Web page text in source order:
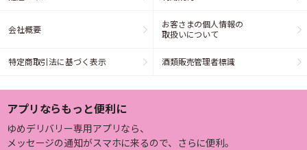
会社概要
お客さまの個人情報の
取扱いについて
特定商取引法に基づく表示 酒類販売管理者標識
アプリならもっと便利に
ゆめデリバリー専用アプリなら、
メッセージの通知がスマホに来るので、さらに便利。